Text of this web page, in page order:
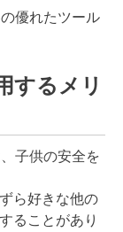
優れたツール
するメリ
子供の安全を
ら好きな他の
ることがあり